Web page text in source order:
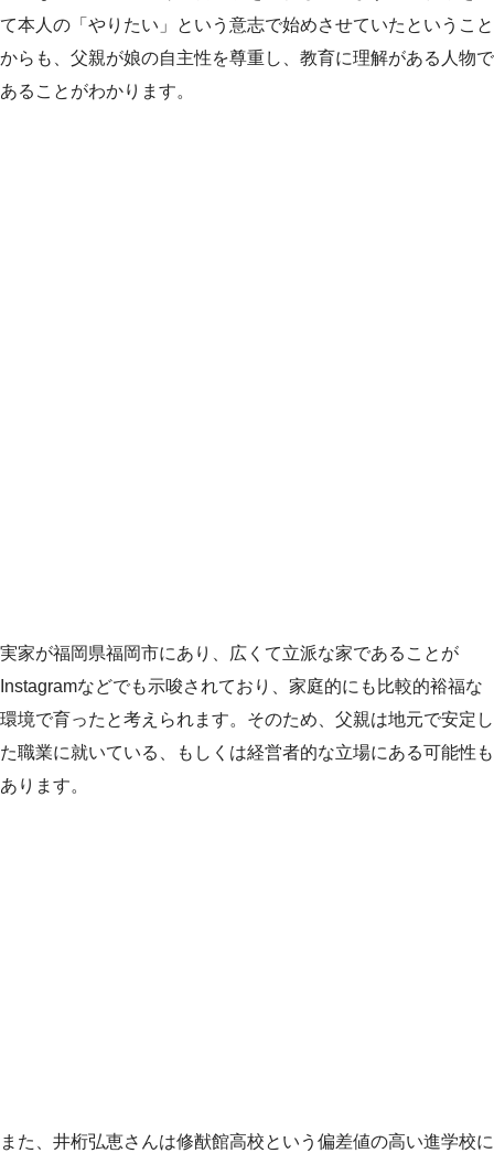
て本人の「やりたい」という意志で始めさせていたということ
からも、父親が娘の自主性を尊重し、教育に理解がある人物で
あることがわかります。
実家が福岡県福岡市にあり、広くて立派な家であることが
Instagramなどでも示唆されており、家庭的にも比較的裕福な
環境で育ったと考えられます。そのため、父親は地元で安定し
た職業に就いている、もしくは経営者的な立場にある可能性も
あります。
また、井桁弘恵さんは修猷館高校という偏差値の高い進学校に